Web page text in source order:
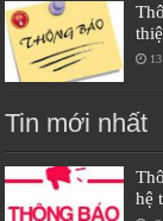
Tin mới nhất
hệ